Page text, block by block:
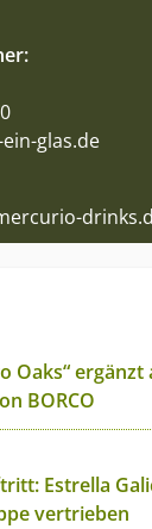
glas.de
Oaks“
BORCO
Estrella
vertrieben